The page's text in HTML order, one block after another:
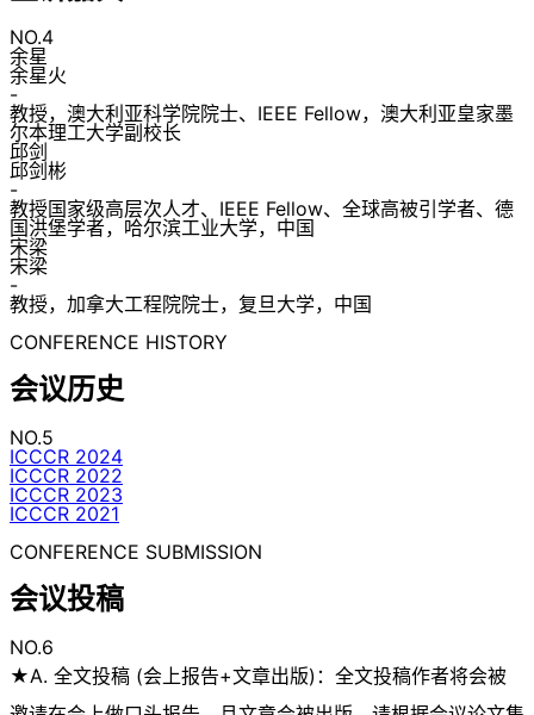
NO.4
余星
余星火
-
教授，澳大利亚科学院院士、IEEE Fellow，澳大利亚皇家墨
尔本理工大学副校长
邱剑
邱剑彬
-
教授国家级高层次人才、IEEE Fellow、全球高被引学者、德
国洪堡学者，哈尔滨工业大学，中国
宋梁
宋梁
-
教授，加拿大工程院院士，复旦大学，中国
CONFERENCE HISTORY
会议历史
NO.5
ICCCR 2024
ICCCR 2022
ICCCR 2023
ICCCR 2021
CONFERENCE SUBMISSION
会议投稿
NO.6
★A. 全文投稿 (会上报告+文章出版)：全文投稿作者将会被